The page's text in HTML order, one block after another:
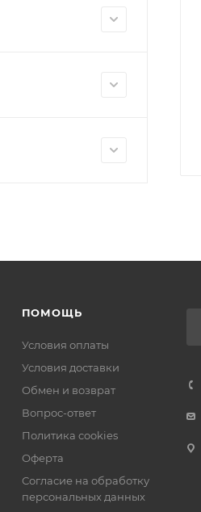
ПОМОЩЬ
Условия оплаты
Условия доставки
Обмен и возврат
Вопрос-ответ
Политика cookies
Оферта
Согласие на обработку
персональных данных